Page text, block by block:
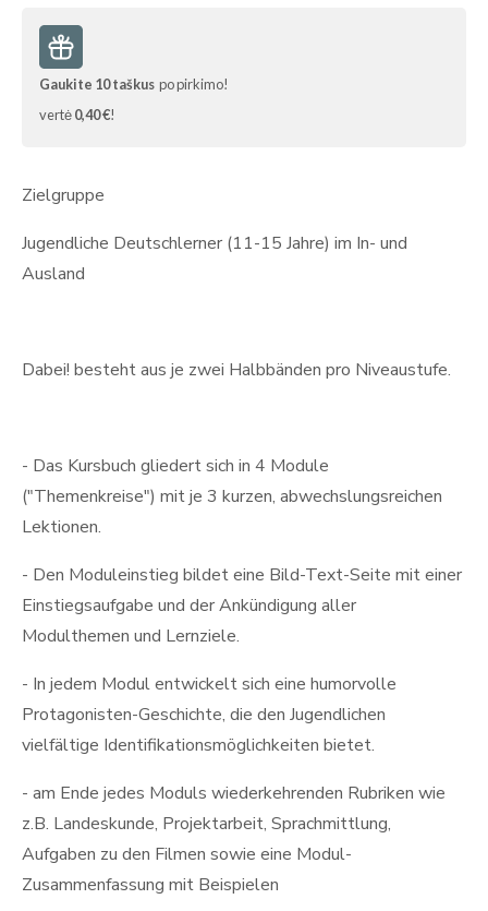
Gaukite 10taškus po pirkimo!
vertė0,40 €!
Zielgruppe
Jugendliche Deutschlerner (11-15 Jahre) im In- und
Ausland
Dabei! besteht aus je zwei Halbbänden pro Niveaustufe.
- Das Kursbuch gliedert sich in 4 Module
("Themenkreise") mit je 3 kurzen, abwechslungsreichen
Lektionen.
- Den Moduleinstieg bildet eine Bild-Text-Seite mit einer
Einstiegsaufgabe und der Ankündigung aller
Modulthemen und Lernziele.
- In jedem Modul entwickelt sich eine humorvolle
Protagonisten-Geschichte, die den Jugendlichen
vielfältige Identifikationsmöglichkeiten bietet.
- am Ende jedes Moduls wiederkehrenden Rubriken wie
z.B. Landeskunde, Projektarbeit, Sprachmittlung,
Aufgaben zu den Filmen sowie eine Modul-
Zusammenfassung mit Beispielen